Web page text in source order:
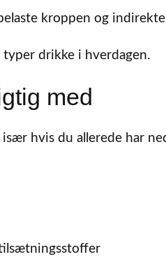
kroppen og
drikke i hverdagen.
med
hvis du allerede har